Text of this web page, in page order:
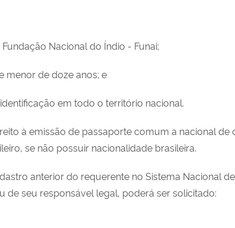
Nacional do Índio - Funai;
menor de doze anos; e
em todo o território nacional.
à emissão de passaporte comum a nacional de
se não possuir nacionalidade brasileira.
anterior do requerente no Sistema Nacional
de seu responsável legal, poderá ser solicitado: